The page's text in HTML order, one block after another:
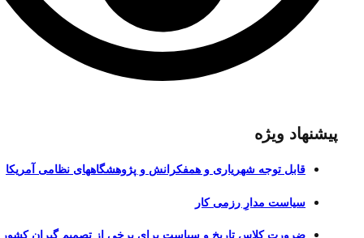
پیشنهاد ویژه
قابل توجه شهریاری و همفکرانش و پژوهشگاههای نظامی آمریکا
سیاست مدارِ رزمی کار
ضرورت کلاس تاریخ و سیاست برای برخی از تصمیم گیران کشور